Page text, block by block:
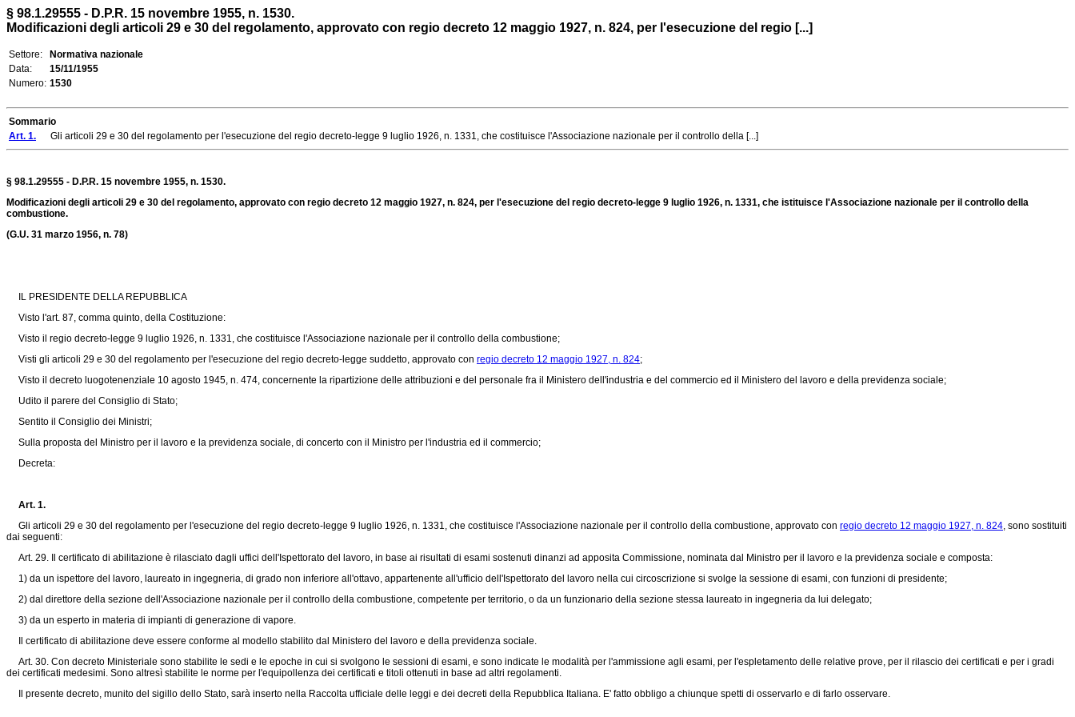
§ 98.1.29555 - D.P.R. 15 novembre 1955, n. 1530.
Modificazioni degli articoli 29 e 30 del regolamento, approvato con regio decreto 12 maggio 1927, n. 824, per l'esecuzione del regio [...]
Settore:
Normativa nazionale
Data:
15/11/1955
Numero: 1530
Sommario
Art. 1. Gli articoli 29 e 30 del regolamento per l'esecuzione del regio decreto-legge 9 luglio 1926, n. 1331, che costituisce l'Associazione nazionale per il controllo della [...]
§ 98.1.29555 - D.P.R. 15 novembre 1955, n. 1530.
Modificazioni degli articoli 29 e 30 del regolamento, approvato con regio decreto 12 maggio 1927, n. 824, per l'esecuzione del regio decreto-legge 9 luglio 1926, n. 1331, che istituisce l'Associazione nazionale per il controllo della
combustione.
(G.U. 31 marzo 1956, n. 78)
IL PRESIDENTE DELLA REPUBBLICA
Visto l'art. 87, comma quinto, della Costituzione:
Visto il regio decreto-legge 9 luglio 1926, n. 1331, che costituisce l'Associazione nazionale per il controllo della combustione;
Visti gli articoli 29 e 30 del regolamento per l'esecuzione del regio decreto-legge suddetto, approvato con regio decreto 12 maggio 1927, n. 824;
Visto il decreto luogotenenziale 10 agosto 1945, n. 474, concernente la ripartizione delle attribuzioni e del personale fra il Ministero dell'industria e del commercio ed il Ministero del lavoro e della previdenza sociale;
Udito il parere del Consiglio di Stato;
Sentito il Consiglio dei Ministri;
Sulla proposta del Ministro per il lavoro e la previdenza sociale, di concerto con il Ministro per l'industria ed il commercio;
Decreta:
Art. 1.
Gli articoli 29 e 30 del regolamento per l'esecuzione del regio decreto-legge 9 luglio 1926, n. 1331, che costituisce l'Associazione nazionale per il controllo della combustione, approvato con regio decreto 12 maggio 1927, n. 824, sono sostituiti
dai seguenti:
Art. 29. Il certificato di abilitazione è rilasciato dagli uffici dell'Ispettorato del lavoro, in base ai risultati di esami sostenuti dinanzi ad apposita Commissione, nominata dal Ministro per il lavoro e la previdenza sociale e composta:
1) da un ispettore del lavoro, laureato in ingegneria, di grado non inferiore all'ottavo, appartenente all'ufficio dell'Ispettorato del lavoro nella cui circoscrizione si svolge la sessione di esami, con funzioni di presidente;
2) dal direttore della sezione dell'Associazione nazionale per il controllo della combustione, competente per territorio, o da un funzionario della sezione stessa laureato in ingegneria da lui delegato;
3) da un esperto in materia di impianti di generazione di vapore.
Il certificato di abilitazione deve essere conforme al modello stabilito dal Ministero del lavoro e della previdenza sociale.
Art. 30. Con decreto Ministeriale sono stabilite le sedi e le epoche in cui si svolgono le sessioni di esami, e sono indicate le modalità per l'ammissione agli esami, per l'espletamento delle relative prove, per il rilascio dei certificati e per i gradi
dei certificati medesimi. Sono altresì stabilite le norme per l'equipollenza dei certificati e titoli ottenuti in base ad altri regolamenti.
Il presente decreto, munito del sigillo dello Stato, sarà inserto nella Raccolta ufficiale delle leggi e dei decreti della Repubblica Italiana. E' fatto obbligo a chiunque spetti di osservarlo e di farlo osservare.